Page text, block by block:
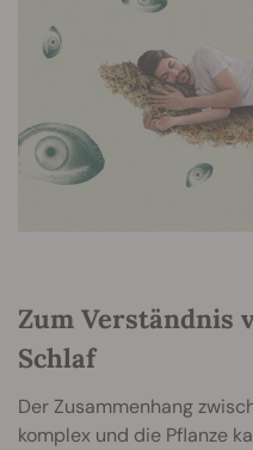
Zum Verständnis
Schlaf
Der Zusammenhang
komplex und die Pflanze